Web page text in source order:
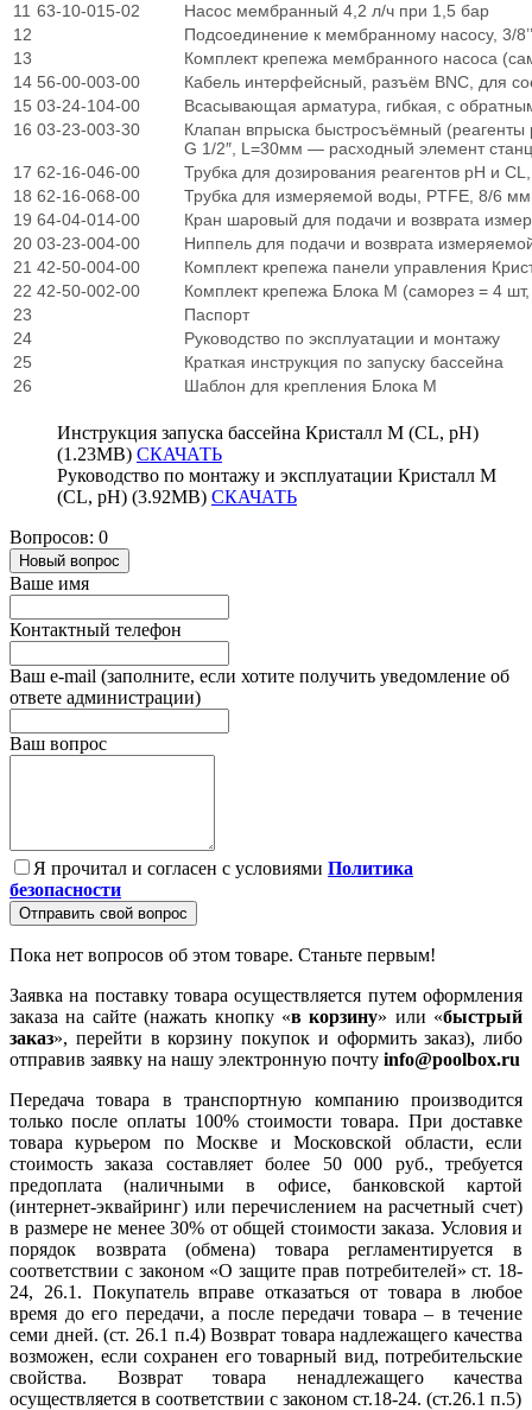
11 63-10-015-02
Насос мембранный 4,2 л/ч при 1,5 бар
12
Подсоединение к мембранному насосу, 3/
13
Комплект крепежа мембранного насоса
14 56-00-003-00
Кабель интерфейсный, разъём BNC, для
15 03-24-104-00
Всасывающая арматура, гибкая, с
16 03-23-003-30
Клапан впрыска быстросъёмный
G 1/2″, L=30мм — расходный элемент
17 62-16-046-00
Трубка для дозирования реагентов рН и
18 62-16-068-00
Трубка для измеряемой воды, PTFE, 8/6 мм
19 64-04-014-00
Кран шаровый для подачи и возврата
20 03-23-004-00
Ниппель для подачи и возврата
21 42-50-004-00
Комплект крепежа панели управления
22 42-50-002-00
Комплект крепежа Блока М (саморез = 4
23
Паспорт
24
Руководство по эксплуатации и монтажу
25
Краткая инструкция по запуску бассейна
26
Шаблон для крепления Блока М
Инструкция запуска бассейна Кристалл М (CL, pH)
(1.23MB) СКАЧАТЬ
Руководство по монтажу и эксплуатации Кристалл М
(CL, pH) (3.92MB) СКАЧАТЬ
Вопросов: 0
Новый вопрос
Ваше имя
Контактный телефон
Ваш e-mail (заполните, если хотите получить уведомление об
ответе администрации)
Ваш вопрос
Я прочитал и согласен с условиями Политика
безопасности
Отправить свой вопрос
Пока нет вопросов об этом товаре. Станьте первым!
Заявка на поставку товара осуществляется путем оформления
заказа на сайте (нажать кнопку «в корзину» или «быстрый
заказ», перейти в корзину покупок и оформить заказ), либо
отправив заявку на нашу электронную почту info@poolbox.ru
Передача товара в транспортную компанию производится
только после оплаты 100% стоимости товара. При доставке
товара курьером по Москве и Московской области, если
стоимость заказа составляет более 50 000 руб., требуется
предоплата (наличными в офисе, банковской картой
(интернет-эквайринг) или перечислением на расчетный счет)
в размере не менее 30% от общей стоимости заказа. Условия и
порядок возврата (обмена) товара регламентируется в
соответствии с законом «О защите прав потребителей» ст. 18-
24, 26.1. Покупатель вправе отказаться от товара в любое
время до его передачи, а после передачи товара – в течение
семи дней. (ст. 26.1 п.4) Возврат товара надлежащего качества
возможен, если сохранен его товарный вид, потребительские
свойства. Возврат товара ненадлежащего качества
осуществляется в соответствии с законом ст.18-24. (ст.26.1 п.5)